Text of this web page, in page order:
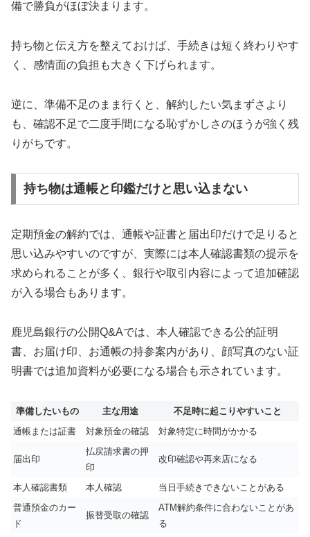
備で勝負がほぼ決まります。
持ち物と伝え方を整えておけば、手続きは短く終わりやす
く、感情面の負担も大きく下げられます。
逆に、準備不足のまま行くと、解約したい気まずさより
も、確認不足で二度手間になる恥ずかしさのほうが強く残
りがちです。
持ち物は通帳と印鑑だけと思い込まない
定期預金の解約では、通帳や証書と届出印だけで足りると
思い込みやすいのですが、実際には本人確認書類の提示を
求められることが多く、銀行や取引内容によって追加確認
が入る場合もあります。
鹿児島銀行の公開Q&Aでは、本人確認できる公的証明
書、お届け印、お通帳の持参案内があり、顔写真のない証
明書では追加資料が必要になる場合も示されています。
準備したいもの 主な用途
不足時に起こりやすいこと
通帳または証書
対象預金の確認 対象特定に時間がかかる
届出印
払戻請求書の押
印
改印確認や再来店になる
本人確認書類 本人確認
当日手続きできないことがある
普通預金のカー
ド
振替受取の確認
ATM解約条件に合わないことがあ
る